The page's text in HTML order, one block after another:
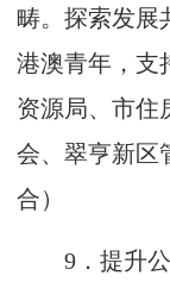
畴。探索发展
港澳青年，支
资源局、市住
会、翠亨新区
合）
9 ．提升